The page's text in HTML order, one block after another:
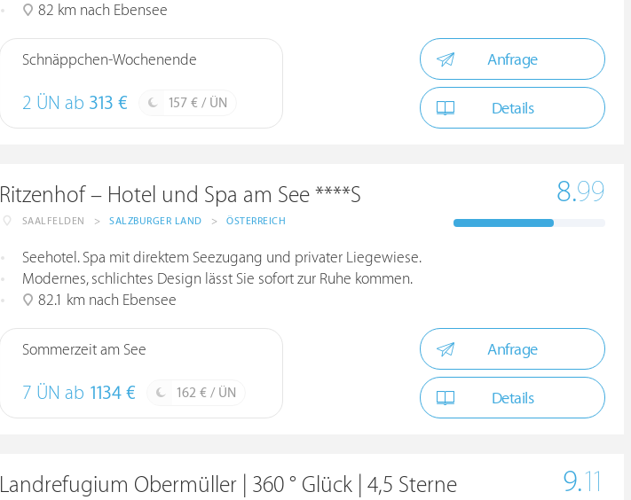
82 km nach Ebensee
Schnäppchen-Wochenende
2 ÜN ab 313 € 157 € / ÜN
Anfrage
Details
Ritzenhof – Hotel und Spa am See ****S
SAALFELDEN > SALZBURGER LAND > ÖSTERREICH
8.99
Seehotel. Spa mit direktem Seezugang und privater Liegewiese.
Modernes, schlichtes Design lässt Sie sofort zur Ruhe kommen.
82.1 km nach Ebensee
Sommerzeit am See
7 ÜN ab 1134 € 162 € / ÜN
Anfrage
Details
Landrefugium Obermüller | 360 ° Glück | 4,5 Sterne 9.11